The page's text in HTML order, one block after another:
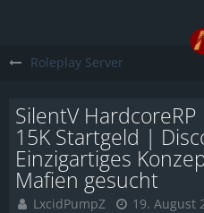
Roleplay Server
SilentV
15K Startgeld |
Einzigartiges
Mafien gesucht
LxcidPumpZ 19. August